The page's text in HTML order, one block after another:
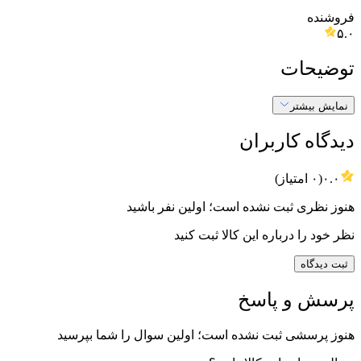
فروشنده
۵.۰
توضیحات
نمایش بیشتر
دیدگاه کاربران
۰.۰(۰ امتیاز)
هنوز نظری ثبت نشده است؛ اولین نفر باشید
نظر خود را درباره این کالا ثبت کنید
ثبت دیدگاه
پرسش و پاسخ
هنوز پرسشی ثبت نشده است؛ اولین سوال را شما بپرسید